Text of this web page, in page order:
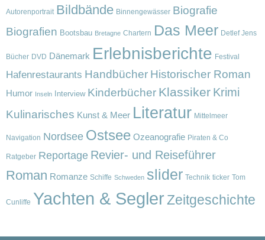
Autorenportrait Bildbände Binnengewässer Biografie
Biografien Bootsbau Bretagne Chartern Das Meer Detlef Jens
Bücher DVD Dänemark Erlebnisberichte Festival
Hafenrestaurants Handbücher Historischer Roman
Humor Inseln Interview Kinderbücher Klassiker Krimi
Kulinarisches Kunst & Meer Literatur Mittelmeer
Navigation Nordsee Ostsee Ozeanografie Piraten & Co
Ratgeber Reportage Revier- und Reiseführer
Roman Romanze Schiffe Schweden slider Technik ticker Tom
Cunliffe Yachten & SeglerZeitgeschichte